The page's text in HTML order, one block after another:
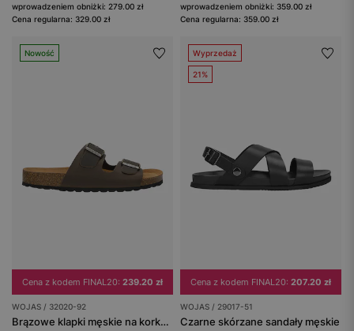
wprowadzeniem obniżki: 279.00 zł
Cena regularna: 329.00 zł
wprowadzeniem obniżki: 359.00 zł
Cena regularna: 359.00 zł
Nowość
Cena z kodem FINAL20: 239.20 zł
WOJAS / 32020-92
Brązowe klapki męskie na korku ze skóry crazy horse
Wyprzedaż
21%
Cena z kodem FINAL20: 207.20 zł
WOJAS / 29017-51
Czarne skórzane sandały męskie